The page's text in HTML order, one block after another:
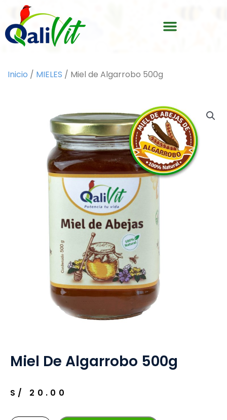
contenido
Menu
Inicio / MIELES / Miel de Algarrobo 500g
Miel De Algarrobo 500g
S/ 20.00